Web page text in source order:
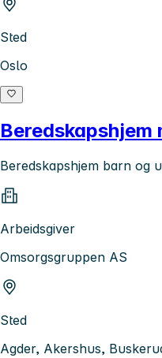
Sted
Oslo
Beredskapshjem
Beredskapshjem barn og
Arbeidsgiver
Omsorgsgruppen AS
Sted
Agder, Akershus,